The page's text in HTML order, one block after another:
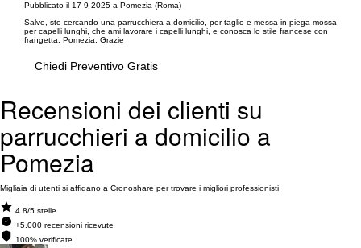
Pubblicato il 17-9-2025 a Pomezia (Roma)
Salve, sto cercando una parrucchiera a domicilio, per taglio e messa in piega mossa
per capelli lunghi, che ami lavorare i capelli lunghi, e conosca lo stile francese con
frangetta. Pomezia. Grazie
Chiedi Preventivo Gratis
Recensioni dei clienti su
parrucchieri a domicilio a
Pomezia
Migliaia di utenti si affidano a Cronoshare per trovare i migliori professionisti
4.8/5 stelle
+5.000 recensioni ricevute
100% verificate